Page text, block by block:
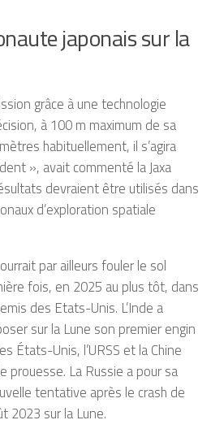
japonais sur la
grâce à une technologie
à 100 m maximum de sa
habituellement, il s’agira
», avait commenté la Jaxa
devraient être utilisés dans
d’exploration spatiale
par ailleurs fouler le sol
fois, en 2025 au plus tôt, dans
des Etats-Unis. L’Inde a
sur la Lune son premier engin
États-Unis, l’URSS et la Chine
prouesse. La Russie a pour sa
tentative après le crash de
2023 sur la Lune.